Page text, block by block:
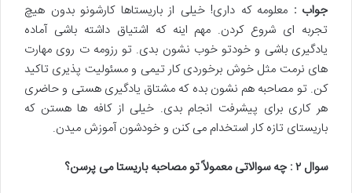
جواب : معلومه که داری! خیلی از باریستاها کارشونو بدون هیچ
تجربه ای شروع کردن. مهم اینه که اشتیاق داشته باشی آماده
یادگیری باشی و خودتو خوب نشون بدی. تو رزومه ت روی مهارت
های نرمت مثل خوش برخوردی کار تیمی و مسئولیت پذیری تاکید
کن. تو مصاحبه هم نشون بده که مشتاق یادگیری هستی و حاضری
هر کاری برای پیشرفت انجام بدی. خیلی از کافه ها هستن که
باریستای تازه کار استخدام می کنن و خودشون آموزش میدن.
سوال ۲: چه سوالاتی معمولاً تو مصاحبه باریستا می پرسن؟